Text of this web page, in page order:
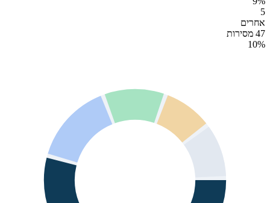
5
אחרים
47 מסירות
10%